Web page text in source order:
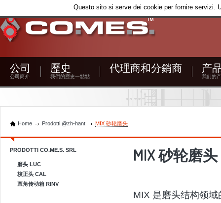
公司
公司簡介
歷史
我們的歷史一點點
代理商和分銷商 产
我们的
Home Prodotti @zh-hant MIX 砂轮磨头
PRODOTTI CO.ME.S. SRL
磨头 LUC
校正头 CAL
直角传动箱 RINV
MIX 砂轮磨头
MIX 是磨头结构领
Questo sito si serve dei cookie per fornire servizi.